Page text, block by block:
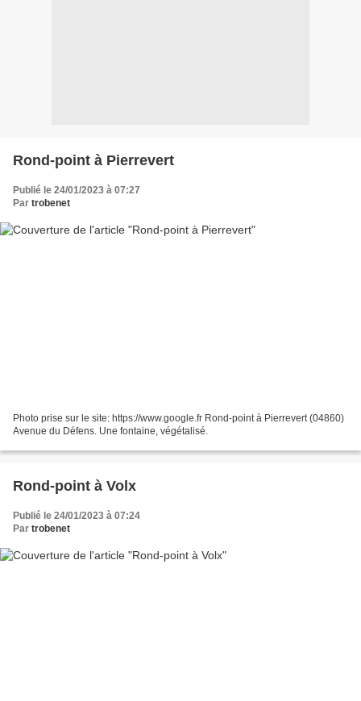
Rond-point à Pierrevert
Publié le 24/01/2023 à 07:27
Par trobenet
Photo prise sur le site: https://www.google.fr Rond-point à Pierrevert (04860)
Avenue du Défens. Une fontaine, végétalisé.
Rond-point à Volx
Publié le 24/01/2023 à 07:24
Par trobenet